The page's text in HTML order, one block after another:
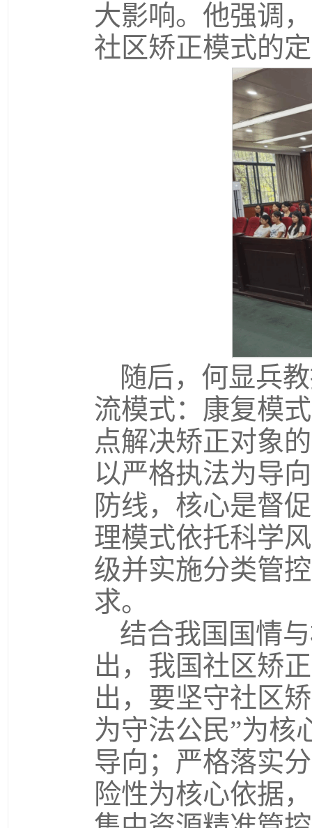
大影响。他强调
社区矫正模式的
随后，何显兵
流模式：康复模
点解决矫正对象
以严格执法为导
防线，核心是督
理模式依托科学
级并实施分类管
求。
结合我国国情
出，我国社区矫
出，要坚守社区
为守法公民”为核
导向；严格落实
险性为核心依据